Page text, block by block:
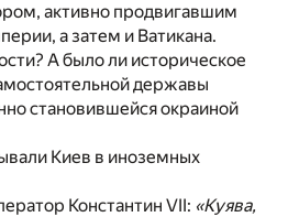
активно продвигавшим
а затем и Ватикана.
А было ли историческое
державы
становившейся окраиной
Киев в иноземных
Константин VII: «Куява,